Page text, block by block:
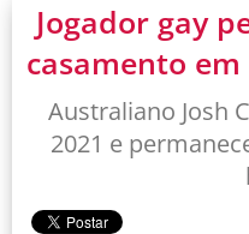
Jogador gay
casamento
Australiano Josh
2021 e